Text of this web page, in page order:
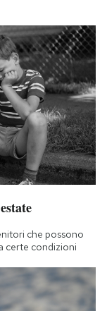
che possono
certe condizioni